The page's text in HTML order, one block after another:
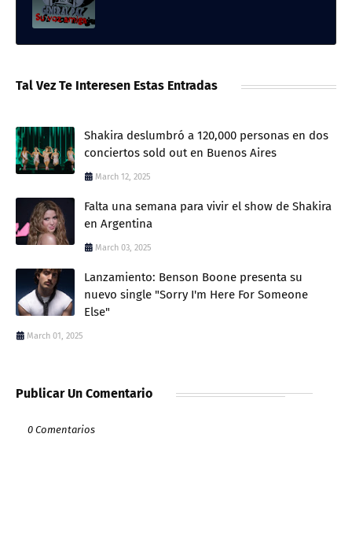
Tal Vez Te Interesen Estas Entradas
Shakira deslumbró a 120,000 personas en dos
conciertos sold out en Buenos Aires
March 12, 2025
Falta una semana para vivir el show de Shakira
en Argentina
March 03, 2025
Lanzamiento: Benson Boone presenta su
nuevo single "Sorry I'm Here For Someone
Else"
March 01, 2025
Publicar Un Comentario
0 Comentarios